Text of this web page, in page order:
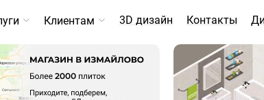
Клиентам 3D дизайн Контакты